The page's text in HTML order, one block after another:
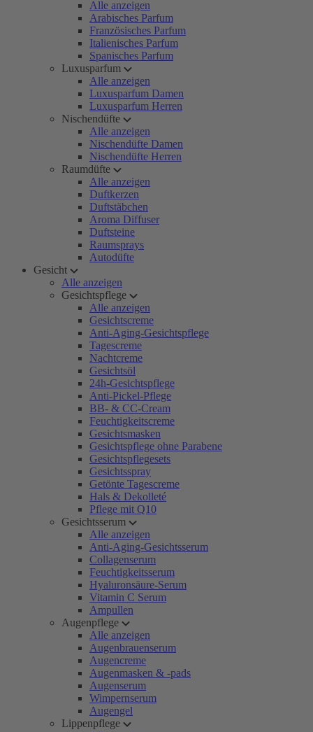
Alle anzeigen
Arabisches Parfum
Französisches Parfum
Italienisches Parfum
Spanisches Parfum
Luxusparfum
Alle anzeigen
Luxusparfum Damen
Luxusparfum Herren
Nischendüfte
Alle anzeigen
Nischendüfte Damen
Nischendüfte Herren
Raumdüfte
Alle anzeigen
Duftkerzen
Duftstäbchen
Aroma Diffuser
Duftsteine
Raumsprays
Autodüfte
Gesicht
Alle anzeigen
Gesichtspflege
Alle anzeigen
Gesichtscreme
Anti-Aging-Gesichtspflege
Tagescreme
Nachtcreme
Gesichtsöl
24h-Gesichtspflege
Anti-Pickel-Pflege
BB- & CC-Cream
Feuchtigkeitscreme
Gesichtsmasken
Gesichtspflege ohne Parabene
Gesichtspflegesets
Gesichtsspray
Getönte Tagescreme
Hals & Dekolleté
Pflege mit Q10
Gesichtsserum
Alle anzeigen
Anti-Aging-Gesichtsserum
Collagenserum
Feuchtigkeitsserum
Hyaluronsäure-Serum
Vitamin C Serum
Ampullen
Augenpflege
Alle anzeigen
Augenbrauenserum
Augencreme
Augenmasken & -pads
Augenserum
Wimpernserum
Augengel
Lippenpflege